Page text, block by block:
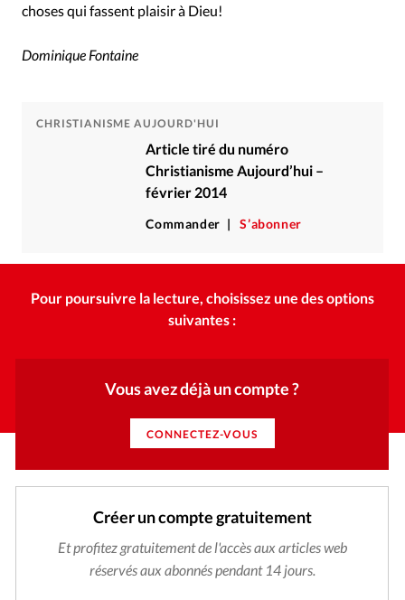
choses qui fassent plaisir à Dieu!
Dominique Fontaine
CHRISTIANISME AUJOURD'HUI
Article tiré du numéro
Christianisme Aujourd’hui –
février 2014
Commander S’abonner
Pour poursuivre la lecture, choisissez une des options
suivantes :
Vous avez déjà un compte ?
CONNECTEZ-VOUS
Créer un compte gratuitement
Et profitez gratuitement de l'accès aux articles web
réservés aux abonnés pendant 14 jours.